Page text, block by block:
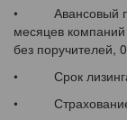
• Авансовый
месяцев
без поручителей,
• Срок лизинга:
• Страхование и